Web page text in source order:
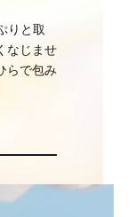
りと取
なじませ
らで包み